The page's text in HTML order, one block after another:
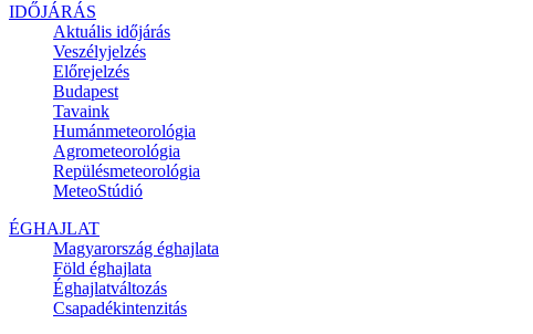
IDŐJÁRÁS
Aktuális időjárás
Veszélyjelzés
Előrejelzés
Budapest
Tavaink
Humánmeteorológia
Agrometeorológia
Repülésmeteorológia
MeteoStúdió
ÉGHAJLAT
Magyarország éghajlata
Föld éghajlata
Éghajlatváltozás
Csapadékintenzitás